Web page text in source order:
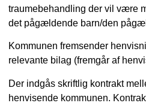
traumebehandling der vil være
det pågældende barn/den
Kommunen fremsender
relevante bilag (fremgår af
Der indgås skriftlig kontrakt
henvisende kommunen.